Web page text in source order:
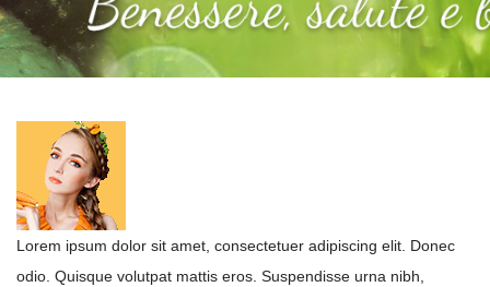
Lorem ipsum dolor sit amet, consectetuer adipiscing elit. Donec
odio. Quisque volutpat mattis eros. Suspendisse urna nibh,